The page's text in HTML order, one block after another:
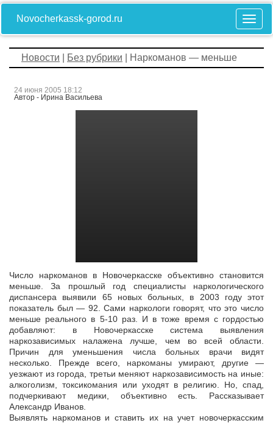
Novocherkassk-gorod.ru
Новости Без рубрики | Наркоманов — меньше
24 июня 2005 18:12
Автор - Ирина Васильева
Число наркоманов в Новочеркасске объективно становится
меньше. За прошлый год специалисты наркологического
диспансера выявили 65 новых больных, в 2003 году этот
показатель был — 92. Сами наркологи говорят, что это число
меньше реального в 5-10 раз. И в тоже время с гордостью
добавляют: в Новочеркасске система выявления
наркозависимых налажена лучше, чем во всей области.
Причин для уменьшения числа больных врачи видят
несколько. Прежде всего, наркоманы умирают, другие —
уезжают из города, третьи меняют наркозависимость на иные:
алкоголизм, токсикомания или уходят в религию. Но, спад,
подчеркивают медики, объективно есть. Рассказывает
Александр Иванов.
Выявлять наркоманов и ставить их на учет новочеркасским